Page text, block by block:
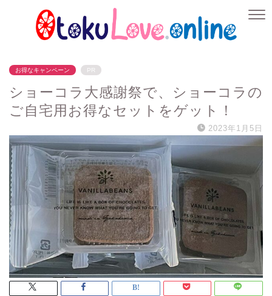
お得なキャンペーン PR
ショーコラ大感謝祭で、ショーコラの
ご自宅用お得なセットをゲット！
2023年1月5日